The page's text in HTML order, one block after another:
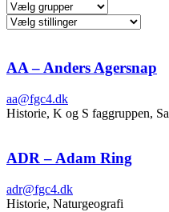
AA – Anders Agersnap
aa@fgc4.dk
Historie, K og S faggruppen,
ADR – Adam Ring
adr@fgc4.dk
Historie, Naturgeografi